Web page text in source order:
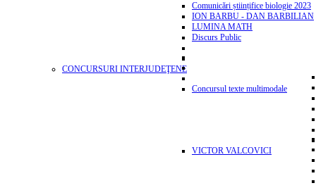
Comunicări științifice biologie 2023
ION BARBU - DAN BARBILIAN
LUMINA MATH
Discurs Public
CONCURSURI INTERJUDEŢENE
Concursul texte multimodale
VICTOR VALCOVICI